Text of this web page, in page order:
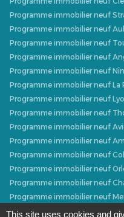
Programme immobilier neuf
Programme immobilier neuf
Programme immobilier neuf
Programme immobilier neuf
Programme immobilier neuf
Programme immobilier neuf La
Programme immobilier neuf
Programme immobilier neuf
Programme immobilier neuf
Programme immobilier neuf
Programme immobilier neuf
Programme immobilier neuf
Programme immobilier neuf
Programme immobilier neuf
Programme immobilier neuf
This site uses cookies and